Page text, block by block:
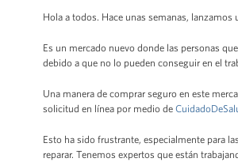
Hola a todos. Hace unas semanas, lanzamos
Es un mercado nuevo donde las personas
debido a que no lo pueden conseguir en el
Una manera de comprar seguro en este
solicitud en línea por medio de
Esto ha sido frustrante, especialmente para
reparar. Tenemos expertos que están